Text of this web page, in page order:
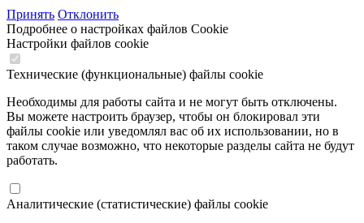
Принять Отклонить
Подробнее о настройках файлов Cookie
Настройки файлов cookie
Технические (функциональные) файлы cookie
Необходимы для работы сайта и не могут быть отключены.
Вы можете настроить браузер, чтобы он блокировал эти
файлы cookie или уведомлял вас об их использовании, но в
таком случае возможно, что некоторые разделы сайта не будут
работать.
Аналитические (статистические) файлы cookie